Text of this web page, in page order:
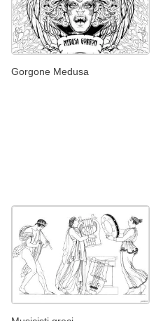
Gorgone Medusa